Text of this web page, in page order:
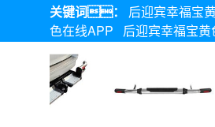
关键词： 后迎宾幸福宝
色在线APP
后迎宾幸福宝